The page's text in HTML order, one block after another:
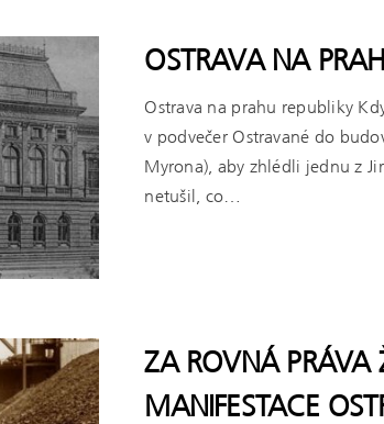
OSTRAVA NA
Ostrava na prahu republiky
v podvečer Ostravané do
Myrona), aby zhlédli jednu z
netušil, co…
ZA ROVNÁ PRÁVA
MANIFESTACE